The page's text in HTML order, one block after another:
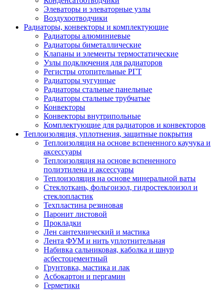
Элеваторы и элеваторные узлы
Воздухоотводчики
Радиаторы, конвекторы и комплектующие
Радиаторы алюминиевые
Радиаторы биметаллические
Клапаны и элементы термостатические
Узлы подключения для радиаторов
Регистры отопительные РГТ
Радиаторы чугунные
Радиаторы стальные панельные
Радиаторы стальные трубчатые
Конвекторы
Конвекторы внутрипольные
Комплектующие для радиаторов и конвекторов
Теплоизоляция, уплотнения, защитные покрытия
Теплоизоляция на основе вспененного каучука и
аксессуары
Теплоизоляция на основе вспененного
полиэтилена и аксессуары
Теплоизоляция на основе минеральной ваты
Стеклоткань, фольгоизол, гидростеклоизол и
стеклопластик
Техпластина резиновая
Паронит листовой
Прокладки
Лен сантехнический и мастика
Лента ФУМ и нить уплотнительная
Набивка сальниковая, каболка и шнур
асбестоцементный
Грунтовка, мастика и лак
Асбокартон и пергамин
Герметики